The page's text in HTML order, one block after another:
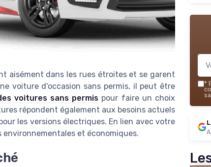
aisément dans les rues étroites et se garent
voiture d'occasion sans permis, il peut être
voitures sans permis pour faire un choix
répondent également aux besoins actuels
les versions électriques. En lien avec votre
et économiques.
*